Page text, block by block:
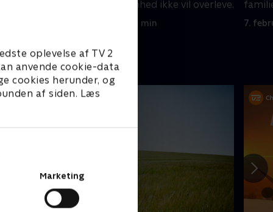
oplevelse af TV 2
anvende cookie-data
cookies herunder, og
af siden. Læs
Marketing
familiens virksomhed ikke vil overleve.
6. februar 2024 • 43 min 7.